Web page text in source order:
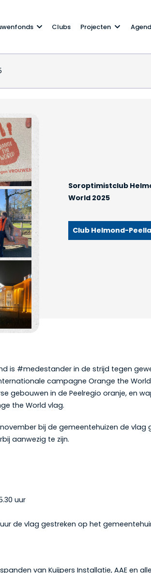
Clubs Projecten
2025
Soroptimistclub
World 2025
Club Helmond-
is #medestander in de strijd tegen
campagne Orange the
gebouwen in de Peelregio oranje, en
the World vlag.
bij de gemeentehuizen de vlag
aanwezig te zijn.
uur
de vlag gestreken op het
van Kuijpers Installatie, AAE en